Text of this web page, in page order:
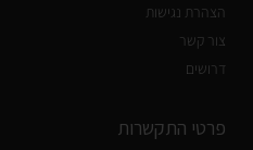
הצהרת נגישות
צור קשר
דרושים
פרטי התקשרות